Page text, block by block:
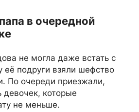
в очередной
не могла даже встать с
её подруги взяли шефство
По очереди приезжали,
девочек, которые
не меньше.